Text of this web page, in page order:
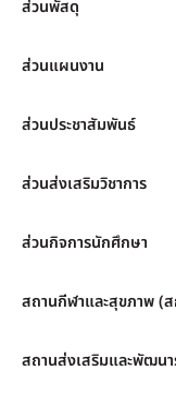
ส่วนพัสดุ
ส่วนแผนงาน
ส่วนประชาสัมพันธ์
ส่วนส่งเสริมวิชาการ
ส่วนกิจการนักศึกษา
สถานกีฬาและสุขภาพ (
สถานส่งเสริมและพัฒนา